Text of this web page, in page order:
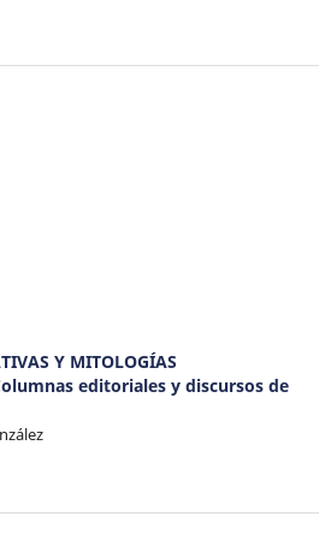
Y MITOLOGÍAS
editoriales y discursos de